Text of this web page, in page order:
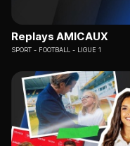
Replays AMICAUX
SPORT FOOTBALL - LIGUE 1